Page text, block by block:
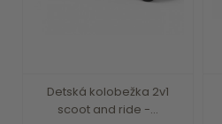
Detská kolobežka 2v1
scoot and ride -...